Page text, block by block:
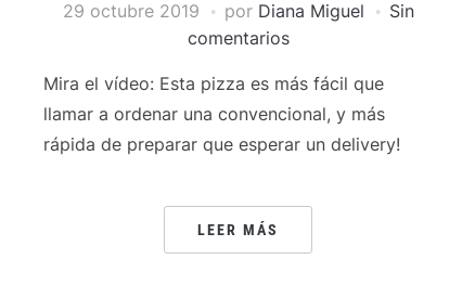
29 octubre 2019 por Diana Miguel
Sin
comentarios
Mira el vídeo: Esta pizza es más fácil que
llamar a ordenar una convencional, y más
rápida de preparar que esperar un delivery!
LEER MÁS